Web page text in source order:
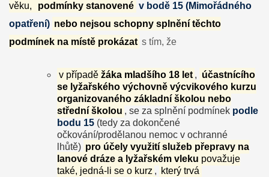
věku,
podmínky stanovené v bodě 15 (Mimořádného
opatření) nebo nejsou schopny splnění těchto
podmínek na místě prokázat s tím, že
v případěžáka mladšího 18 let , účastnícího
se lyžařského výchovně výcvikového kurzu
organizovaného základní školou nebo
střední školou , se za splnění podmínek podle
bodu 15 (tedy za dokončené
očkování/prodělanou nemoc v ochranné
lhůtě) pro účely využití služeb přepravy na
lanové dráze a lyžařském vleku považuje
také, jedná-li se o kurz , který trvá